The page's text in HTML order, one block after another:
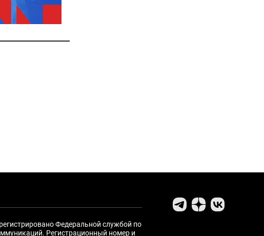
Федеральной службой по
Регистрационный номер и